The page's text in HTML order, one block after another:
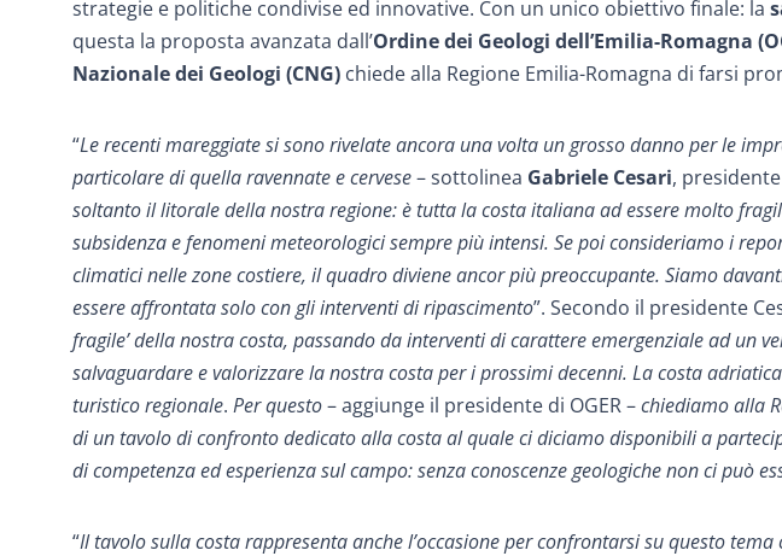
strategie e politiche condivise ed innovative. Con un unico obiettivo finale: la
questa la proposta avanzata dall’Ordine dei Geologi dell’Emilia-Romagna
Nazionale dei Geologi (CNG) chiede alla Regione Emilia-Romagna di farsi
“Le recenti mareggiate si sono rivelate ancora una volta un grosso danno per le
particolare di quella ravennate e cervese– sottolinea Gabriele Cesari, presidente
soltanto il litorale della nostra regione: è tutta la costa italiana ad essere molto
subsidenza e fenomeni meteorologici sempre più intensi. Se poi consideriamo i
climatici nelle zone costiere, il quadro diviene ancor più preoccupante. Siamo
essere affrontata solo con gli interventi di ripascimento”. Secondo il presidente
fragile’ della nostra costa, passando da interventi di carattere emergenziale ad un
salvaguardare e valorizzare la nostra costa per i prossimi decenni. La costa
turistico regionale. Per questo– aggiunge il presidente di OGER –chiediamo alla
di un tavolo di confronto dedicato alla costa al quale ci diciamo disponibili a
di competenza ed esperienza sul campo: senza conoscenze geologiche non ci può
“Il tavolo sulla costa rappresentaanche l’occasione per confrontarsi su questo